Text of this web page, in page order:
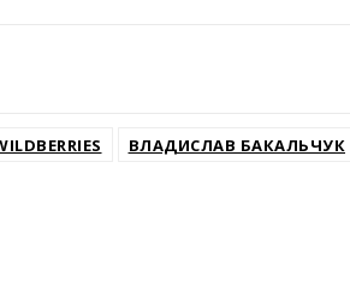
ВЛАДИСЛАВ БАКАЛЬЧУК